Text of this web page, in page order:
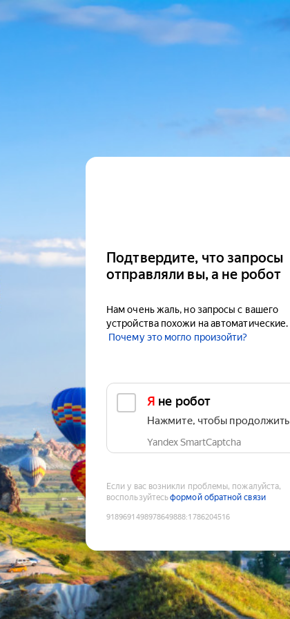
Подтвердите, что запросы
отправляли вы, а не робот
Нам очень жаль, но запросы с вашего
устройства похожи на автоматические.
Почему это могло произойти?
Я не робот
Нажмите, чтобы продолжить
Yandex SmartCaptcha
Если у вас возникли проблемы, пожалуйста,
воспользуйтесьформой обратной связи
9189691498978649888:1786204516